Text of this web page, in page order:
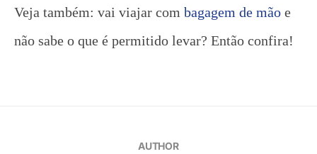
Veja também: vai viajar com bagagem de mão e
não sabe o que é permitido levar? Então confira!
AUTHOR